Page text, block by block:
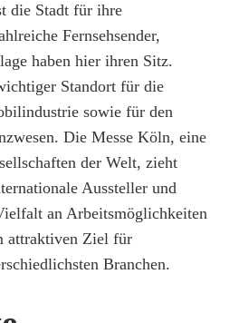
die Stadt für ihre
Fernsehsender,
haben hier ihren Sitz.
Standort für die
sowie für den
Die Messe Köln, eine
der Welt, zieht
Aussteller und
an Arbeitsmöglichkeiten
attraktiven Ziel für
Branchen.